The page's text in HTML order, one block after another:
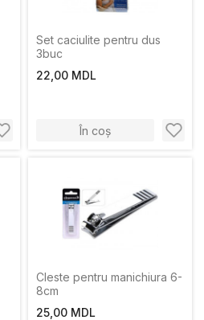
Set caciulite pentru dus
3buc
22,00 MDL
În coș
Cleste pentru manichiura 6-
8cm
25,00 MDL